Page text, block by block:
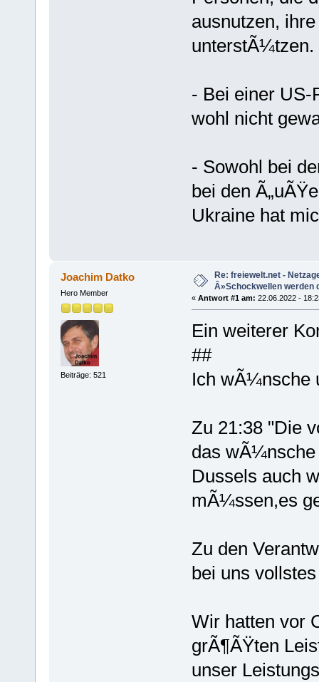
ausnutzen,
unterstÃ¼tzen.
- Bei einer US-
wohl nicht
- Sowohl bei
bei den
Ukraine hat
Joachim Datko
Hero Member
Beiträge: 521
Re: freiewelt.net -
Â»Schockwellen werden
« Antwort #1 am: 22.06.2022 -
Ein weiterer
##
Ich wÃ¼nsche
Zu 21:38 "Die
das
Dussels auch
mÃ¼ssen,es
Zu den
bei uns
Wir hatten vor
grÃ¶ÃŸten
unser